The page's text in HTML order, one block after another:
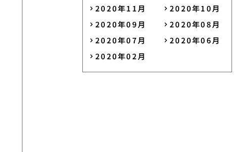
2020年11月
2020年10月
2020年09月
2020年08月
2020年07月
2020年06月
2020年02月